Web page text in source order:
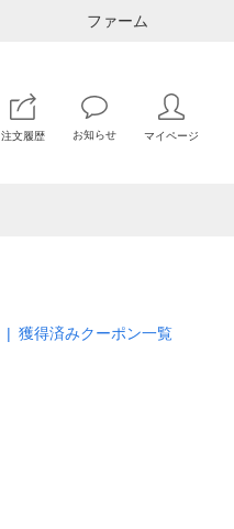
ファーム
注文履歴 お知らせ マイページ
| 獲得済みクーポン一覧